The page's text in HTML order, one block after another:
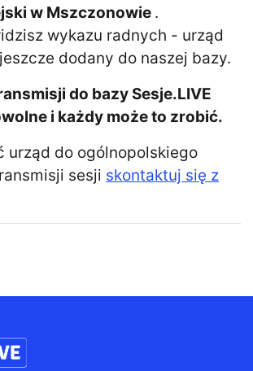
w Mszczonowie .
wykazu radnych - urząd
dodany do naszej bazy.
do bazy Sesje.LIVE
i każdy może to zrobić.
urząd do ogólnopolskiego
sesji skontaktuj się z